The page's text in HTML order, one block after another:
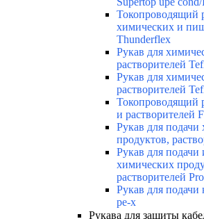
Токопроводящий
химических и
Thunderflex
Рукав для
растворителей
Рукав для
растворителей
Токопроводящий
и растворителей
Рукав для подачи
продуктов,
Рукав для подачи
химических
растворителей
Рукав для подачи
pe-x
Рукава для защиты